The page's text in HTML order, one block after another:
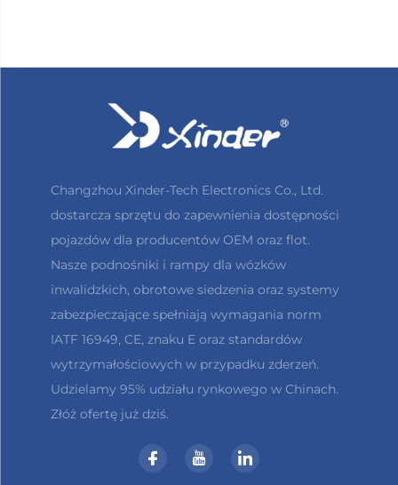
Changzhou Xinder-Tech Electronics Co., Ltd.
dostarcza sprzętu do zapewnienia dostępności
pojazdów dla producentów OEM oraz flot.
Nasze podnośniki i rampy dla wózków
inwalidzkich, obrotowe siedzenia oraz systemy
zabezpieczające spełniają wymagania norm
IATF 16949, CE, znaku E oraz standardów
wytrzymałościowych w przypadku zderzeń.
Udzielamy 95% udziału rynkowego w Chinach.
Złóż ofertę już dziś.